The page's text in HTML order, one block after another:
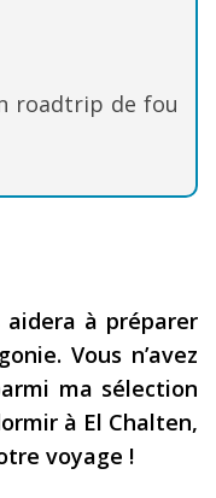
roadtrip de fou
aidera à préparer
Vous n’avez
ma sélection
à El Chalten,
voyage !